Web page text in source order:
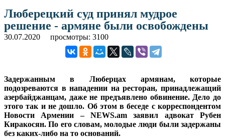
Люберецкий суд принял мудрое
решение - армяне были освобождены
30.07.2020 просмотры: 3100
Задержанным в Люберцах армянам, которые
подозреваются в нападении на ресторан, принадлежащий
азербайджанцам, даже не предъявлено обвинение. Дело до
этого так и не дошло. Об этом в беседе с корреспондентом
Новости Армении – NEWS.am заявил адвокат Рубен
Киракосян. По его словам, молодые люди были задержаны
без каких-либо на то оснований.